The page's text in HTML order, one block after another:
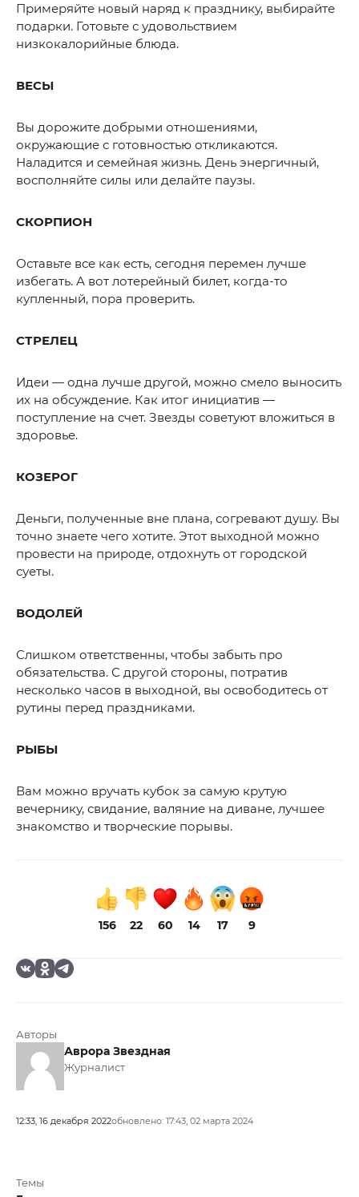
Примеряйте новый наряд к празднику, выбирайте
подарки. Готовьте с удовольствием
низкокалорийные блюда.
ВЕСЫ
Вы дорожите добрыми отношениями,
окружающие с готовностью откликаются.
Наладится и семейная жизнь. День энергичный,
восполняйте силы или делайте паузы.
СКОРПИОН
Оставьте все как есть, сегодня перемен лучше
избегать. А вот лотерейный билет, когда-то
купленный, пора проверить.
СТРЕЛЕЦ
Идеи — одна лучше другой, можно смело выносить
их на обсуждение. Как итог инициатив —
поступление на счет. Звезды советуют вложиться в
здоровье.
КОЗЕРОГ
Деньги, полученные вне плана, согревают душу. Вы
точно знаете чего хотите. Этот выходной можно
провести на природе, отдохнуть от городской
суеты.
ВОДОЛЕЙ
Слишком ответственны, чтобы забыть про
обязательства. С другой стороны, потратив
несколько часов в выходной, вы освободитесь от
рутины перед праздниками.
РЫБЫ
Вам можно вручать кубок за самую крутую
вечернику, свидание, валяние на диване, лучшее
знакомство и творческие порывы.
156 22 60 14 17 9
Авторы
Аврора Звездная
Журналист
12:33, 16 декабря 2022обновлено: 17:43, 02 марта 2024
Темы